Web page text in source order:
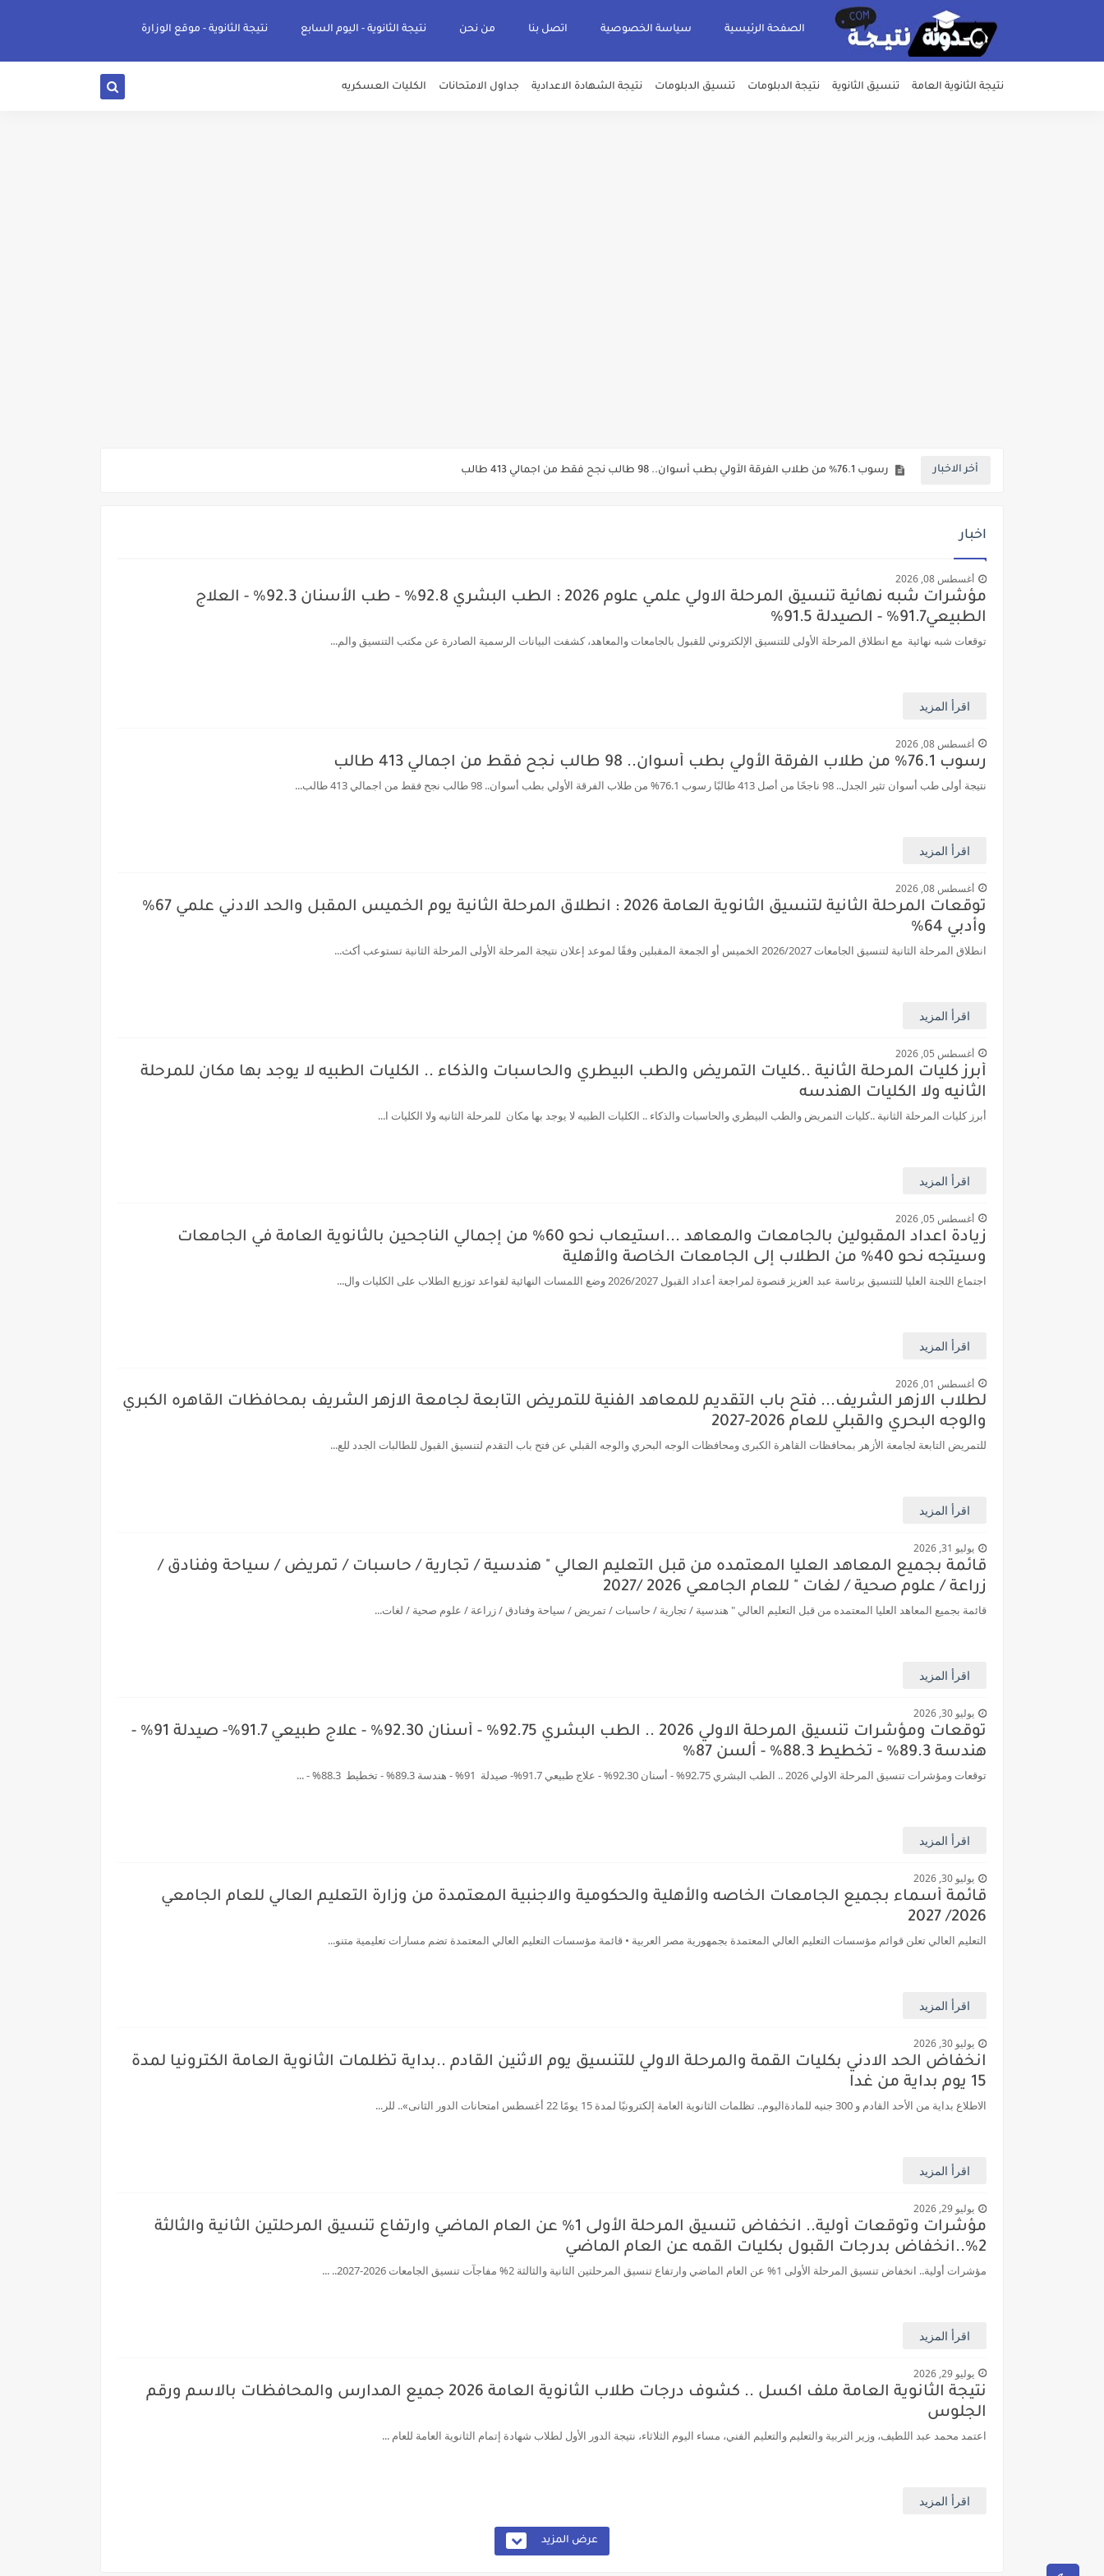
الصفحة الرئيسية سياسة الخصوصية اتصل بنا من نحن نتيجة الثانوية - اليوم السابع نتيجة الثانوية - موقع الوزارة
نتيجة الثانوية العامة تنسيق الثانوية نتيجة الدبلومات تنسيق الدبلومات نتيجة الشهادة الاعدادية جداول الامتحانات الكليات العسكريه
أخر الاخبار رسوب 76.1% من طلاب الفرقة الأولي بطب أسوان.. 98 طالب نجح فقط من اجمالي 413 طالب
جريدة الجمهورية : استمارات الثانوية بالمدارس الإثنين.. و«أولى تنسيق» الثلاثاء مؤشرات انخفاض الحد الأدنى للقطاع الطبي 1% - باستثناء «البشرى»
قائمة بجميع المعاهد العليا المعتمده من قبل التعليم العالي " هندسية / تجارية / حاسبات / تمريض / سياحة وفنادق / زراعة / علوم صحية / لغات " للعام الجامعي 2026 /2027
اخبار
أغسطس 08, 2026
مؤشرات شبه نهائية تنسيق المرحلة الاولي علمي علوم 2026 : الطب البشري 92.8% - طب الأسنان 92.3% - العلاج
الطبيعي91.7% - الصيدلة 91.5%
توقعات شبه نهائية مع انطلاق المرحلة الأولى للتنسيق الإلكتروني للقبول بالجامعات والمعاهد، كشفت البيانات الرسمية الصادرة عن مكتب التنسيق والم...
اقرأ المزيد
أغسطس 08, 2026
رسوب 76.1% من طلاب الفرقة الأولي بطب أسوان.. 98 طالب نجح فقط من اجمالي 413 طالب
نتيجة أولى طب أسوان تثير الجدل.. 98 ناجحًا من أصل 413 طالبًا رسوب 76.1% من طلاب الفرقة الأولي بطب أسوان.. 98 طالب نجح فقط من اجمالي 413 طالب...
اقرأ المزيد
أغسطس 08, 2026
توقعات المرحلة الثانية لتنسيق الثانوية العامة 2026 : انطلاق المرحلة الثانية يوم الخميس المقبل والحد الادني علمي 67%
وأدبي 64%
انطلاق المرحلة الثانية لتنسيق الجامعات 2026/2027 الخميس أو الجمعة المقبلين وفقًا لموعد إعلان نتيجة المرحلة الأولى المرحلة الثانية تستوعب أكث...
اقرأ المزيد
أغسطس 05, 2026
أبرز كليات المرحلة الثانية ..كليات التمريض والطب البيطري والحاسبات والذكاء .. الكليات الطبيه لا يوجد بها مكان للمرحلة
الثانيه ولا الكليات الهندسه
أبرز كليات المرحلة الثانية ..كليات التمريض والطب البيطري والحاسبات والذكاء .. الكليات الطبيه لا يوجد بها مكان للمرحلة الثانيه ولا الكليات ا...
اقرأ المزيد
أغسطس 05, 2026
زيادة اعداد المقبولين بالجامعات والمعاهد ...استيعاب نحو 60% من إجمالي الناجحين بالثانوية العامة في الجامعات
وسيتجه نحو 40% من الطلاب إلى الجامعات الخاصة والأهلية
اجتماع اللجنة العليا للتنسيق برئاسة عبد العزيز قنصوة لمراجعة أعداد القبول 2026/2027 وضع اللمسات النهائية لقواعد توزيع الطلاب على الكليات وال...
اقرأ المزيد
أغسطس 01, 2026
لطلاب الازهر الشريف... فتح باب التقديم للمعاهد الفنية للتمريض التابعة لجامعة الازهر الشريف بمحافظات القاهره الكبري
والوجه البحري والقبلي للعام 2026-2027
للتمريض التابعة لجامعة الأزهر بمحافظات القاهرة الكبرى ومحافظات الوجه البحري والوجه القبلي عن فتح باب التقدم لتنسيق القبول للطالبات الجدد للع...
اقرأ المزيد
يوليو 31, 2026
قائمة بجميع المعاهد العليا المعتمده من قبل التعليم العالي " هندسية / تجارية / حاسبات / تمريض / سياحة وفنادق /
زراعة / علوم صحية / لغات " للعام الجامعي 2026 /2027
قائمة بجميع المعاهد العليا المعتمده من قبل التعليم العالي " هندسية / تجارية / حاسبات / تمريض / سياحة وفنادق / زراعة / علوم صحية / لغات...
اقرأ المزيد
يوليو 30, 2026
توقعات ومؤشرات تنسيق المرحلة الاولي 2026 .. الطب البشري 92.75% - أسنان 92.30% - علاج طبيعي 91.7%- صيدلة 91% -
هندسة 89.3% - تخطيط 88.3% - ألسن 87%
توقعات ومؤشرات تنسيق المرحلة الاولي 2026 .. الطب البشري 92.75% - أسنان 92.30% - علاج طبيعي 91.7%- صيدلة 91% - هندسة 89.3% - تخطيط 88.3% - ...
اقرأ المزيد
يوليو 30, 2026
قائمة أسماء بجميع الجامعات الخاصه والأهلية والحكومية والاجنبية المعتمدة من وزارة التعليم العالي للعام الجامعي
2026/ 2027
التعليم العالي تعلن قوائم مؤسسات التعليم العالي المعتمدة بجمهورية مصر العربية • قائمة مؤسسات التعليم العالي المعتمدة تضم مسارات تعليمية متنو...
اقرأ المزيد
يوليو 30, 2026
انخفاض الحد الادني بكليات القمة والمرحلة الاولي للتنسيق يوم الاثنين القادم ..بداية تظلمات الثانوية العامة الكترونيا لمدة
15 يوم بداية من غدا
الاطلاع بداية من الأحد القادم و 300 جنيه للمادةاليوم.. تظلمات الثانوية العامة إلكترونيًا لمدة 15 يومًا 22 أغسطس امتحانات الدور الثانى».. للر...
اقرأ المزيد
يوليو 29, 2026
مؤشرات وتوقعات أولية.. انخفاض تنسيق المرحلة الأولى 1% عن العام الماضي وارتفاع تنسيق المرحلتين الثانية والثالثة
2%..انخفاض بدرجات القبول بكليات القمه عن العام الماضي
مؤشرات أولية.. انخفاض تنسيق المرحلة الأولى 1% عن العام الماضي وارتفاع تنسيق المرحلتين الثانية والثالثة 2% مفاجآت تنسيق الجامعات 2026-2027.. ...
اقرأ المزيد
يوليو 29, 2026
نتيجة الثانوية العامة ملف اكسل .. كشوف درجات طلاب الثانوية العامة 2026 جميع المدارس والمحافظات بالاسم ورقم
الجلوس
اعتمد محمد عبد اللطيف، وزير التربية والتعليم والتعليم الفني، مساء اليوم الثلاثاء، نتيجة الدور الأول لطلاب شهادة إتمام الثانوية العامة للعام ...
اقرأ المزيد
عرض المزيد